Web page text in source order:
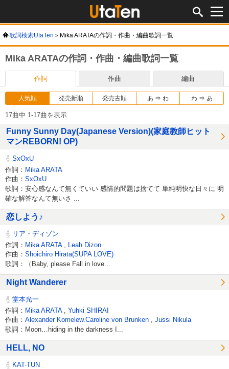
歌詞検索UtaTen Mika ARATAの作詞・作曲・編曲歌詞一覧
Mika ARATAの作詞・作曲・編曲歌詞一覧
作詞 作曲 編曲
人気順 発売新順 発売古順 あ ⇒ わ わ ⇒ あ
17曲中 1-17曲を表示
Funny Sunny Day(Japanese Version)(家庭教師ヒット
マンREBORN! OP)
SxOxU
作詞： Mika ARATA
作曲： SxOxU
歌詞：安心感なんて無くていい 感情的問題は捨てて 単純明快な日々に 明
確な解答なんて無いさ ...
恋しよう♪
リア・ディゾン
作詞： Mika ARATA
Leah Dizon
作曲： Shoichiro Hirata(SUPA LOVE)
歌詞：（Baby, please Fall in love...
Night Wanderer
堂本光一
作詞： Mika ARATA
Yuhki SHIRAI
作曲： Alexander Komelew.Caroline von Brunken Jussi Nikula
歌詞：Moon…hiding in the darkness I...
HELL, NO
KAT-TUN